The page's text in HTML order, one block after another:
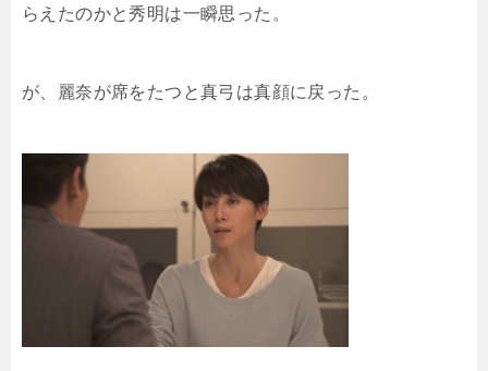
らえたのかと秀明は一瞬思った。
が、麗奈が席をたつと真弓は真顔に戻った。